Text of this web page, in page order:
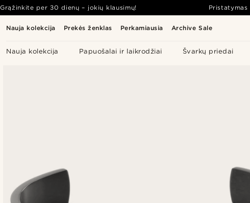
Nauja kolekcija Prekės ženklas Perkamiausia Archive Sale
Nauja kolekcija Papuošalai ir laikrodžiai Švarkų priedai
Grąžinkite per 30 dienų – jokių klausimų! Pristatymas